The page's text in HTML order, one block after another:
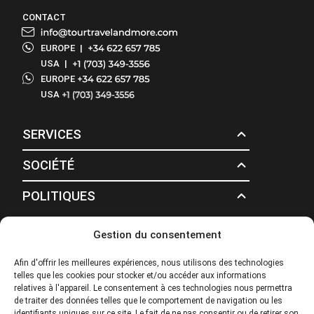
Gestion du consentement
Afin d'offrir les meilleures expériences, nous utilisons des technologies
telles que les cookies pour stocker et/ou accéder aux informations
relatives à l'appareil. Le consentement à ces technologies nous permettra
de traiter des données telles que le comportement de navigation ou les
SERVICES
SOCIÉTÉ
POLITIQUES
CONTACT
EUROPE |
USA |
EUROPE
USA
© 2026 Tour Travel & More. Tous droits réservés.